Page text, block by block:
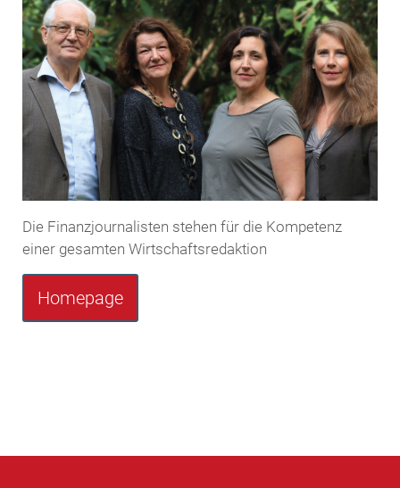
Die Finanzjournalisten stehen für die Kompetenz
einer gesamten Wirtschaftsredaktion
Homepage